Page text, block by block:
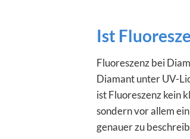
Ist
Fluoreszenz bei
Diamant unter UV-
ist Fluoreszenz kein
sondern vor allem
genauer zu